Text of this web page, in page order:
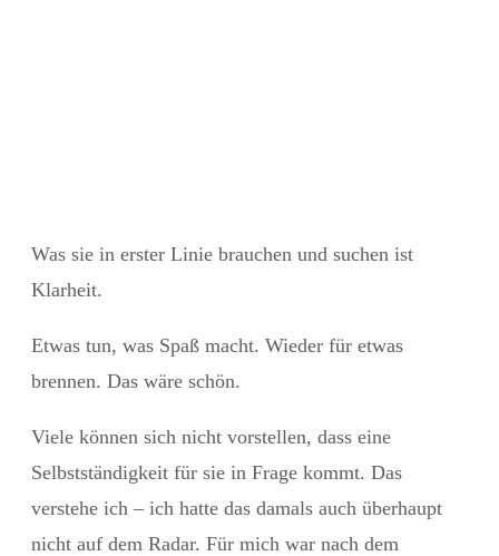
Was sie in erster Linie brauchen und suchen ist
Klarheit.
Etwas tun, was Spaß macht. Wieder für etwas
brennen. Das wäre schön.
Viele können sich nicht vorstellen, dass eine
Selbstständigkeit für sie in Frage kommt. Das
verstehe ich – ich hatte das damals auch überhaupt
nicht auf dem Radar. Für mich war nach dem